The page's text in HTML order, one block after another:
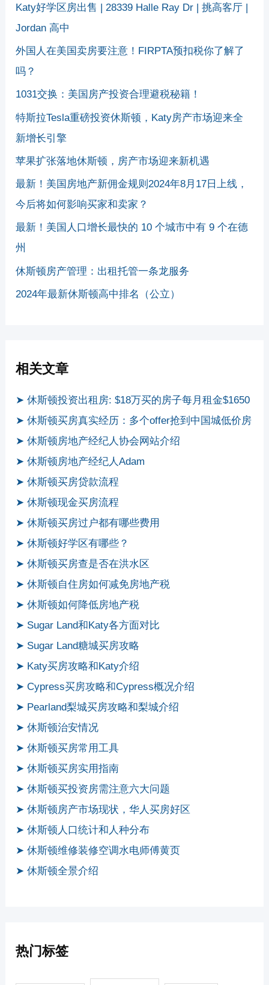
Katy好学区房出售 | 28339 Halle Ray Dr | 挑高客厅 |
Jordan 高中
外国人在美国卖房要注意！FIRPTA预扣税你了解了
吗？
1031交换：美国房产投资合理避税秘籍！
特斯拉Tesla重磅投资休斯顿，Katy房产市场迎来全
新增长引擎
苹果扩张落地休斯顿，房产市场迎来新机遇
最新！美国房地产新佣金规则2024年8月17日上线，
今后将如何影响买家和卖家？
最新！美国人口增长最快的 10 个城市中有 9 个在德
州
休斯顿房产管理：出租托管一条龙服务
2024年最新休斯顿高中排名（公立）
相关文章
➤ 休斯顿投资出租房: $18万买的房子每月租金$1650
➤ 休斯顿买房真实经历：多个offer抢到中国城低价房
➤ 休斯顿房地产经纪人协会网站介绍
➤ 休斯顿房地产经纪人Adam
➤ 休斯顿买房贷款流程
➤ 休斯顿现金买房流程
➤ 休斯顿买房过户都有哪些费用
➤ 休斯顿好学区有哪些？
➤ 休斯顿买房查是否在洪水区
➤ 休斯顿自住房如何减免房地产税
➤ 休斯顿如何降低房地产税
➤ Sugar Land和Katy各方面对比
➤ Sugar Land糖城买房攻略
➤ Katy买房攻略和Katy介绍
➤ Cypress买房攻略和Cypress概况介绍
➤ Pearland梨城买房攻略和梨城介绍
➤ 休斯顿治安情况
➤ 休斯顿买房常用工具
➤ 休斯顿买房实用指南
➤ 休斯顿买投资房需注意六大问题
➤ 休斯顿房产市场现状，华人买房好区
➤ 休斯顿人口统计和人种分布
➤ 休斯顿维修装修空调水电师傅黄页
➤ 休斯顿全景介绍
热门标签